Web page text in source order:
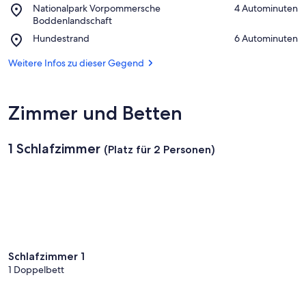
von
Prerow
Nationalpark Vorpommersche
Boddenlandschaft
Place,
Nationalpark
Vorpommersche
Boddenlandschaft
‪4 Autominuten‬
Hundestrand
Place,
‪6 Autominuten‬
Weitere Infos zu dieser Gegend
Zimmer und Betten
1 Schlafzimmer (Platz für 2 Personen)
Schlafzimmer 1
1 Doppelbett